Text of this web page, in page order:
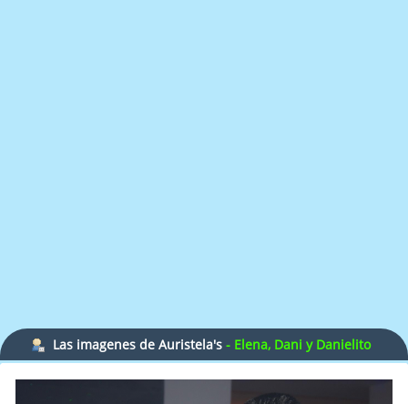
Las imagenes de Auristela's- Elena, Dani y Danielito